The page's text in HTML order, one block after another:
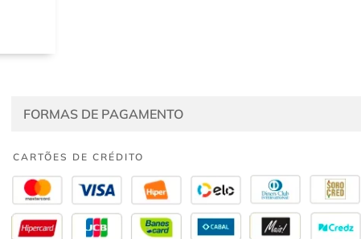
FORMAS DE PAGAMENTO
CARTÕES DE CRÉDITO